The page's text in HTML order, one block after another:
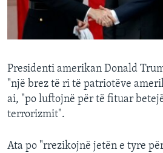
INTERVISTA
DITARI
Presidenti amerikan Donald
"një brez të ri të patriotëve
ai, "po luftojnë për të fituar
terrorizmit".
Ata po "rrezikojnë jetën e tyre